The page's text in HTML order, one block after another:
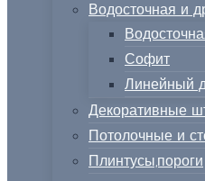
Водосточная и
Софит
Линейный
Декоративные
Потолочные и
Плинтусы,пороги